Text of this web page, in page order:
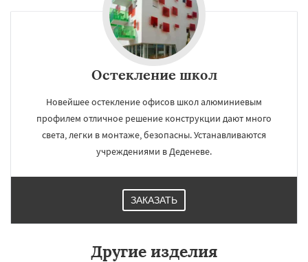
Остекление школ
Новейшее остекление офисов школ алюминиевым
профилем отличное решение конструкции дают много
света, легки в монтаже, безопасны. Устанавливаются
учреждениями в Деденеве.
ЗАКАЗАТЬ
Другие изделия